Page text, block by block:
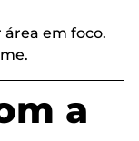
em foco.
a